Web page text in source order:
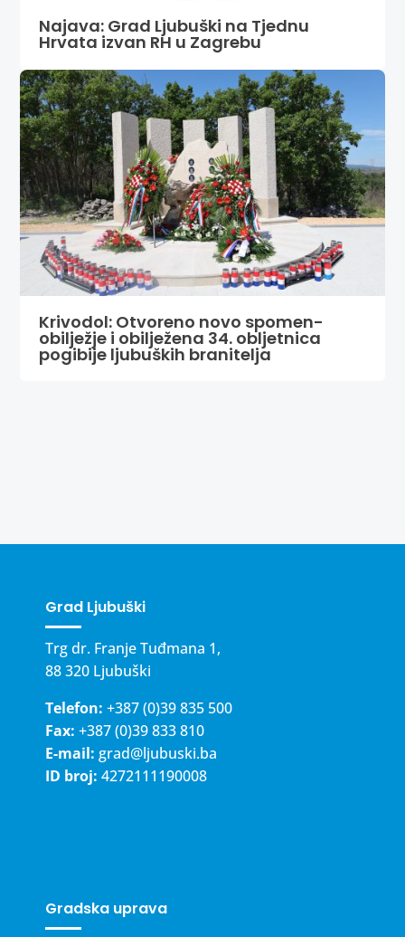
Najava: Grad Ljubuški na Tjednu
Hrvata izvan RH u Zagrebu
Krivodol: Otvoreno novo spomen-
obilježje i obilježena 34. obljetnica
pogibije ljubuških branitelja
Grad Ljubuški
Trg dr. Franje Tuđmana 1,
88 320 Ljubuški
Telefon: +387 (0)39 835 500
Fax: +387 (0)39 833 810
E-mail: grad@ljubuski.ba
ID broj: 4272111190008
Gradska uprava